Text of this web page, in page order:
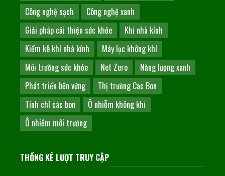
Công nghệ sạch
Công nghệ xanh
Giải pháp cải thiện sức khỏe
Khí nhà kính
Kiểm kê khí nhà kính
Máy lọc không khí
Môi trường sức khỏe
Net Zero
Năng lượng xanh
Phát triển bền vững
Thị trường Cac Bon
Tính chỉ các bon
Ô nhiễm không khí
Ô nhiễm môi trường
THỐNG KÊ LƯỢT TRUY CẬP